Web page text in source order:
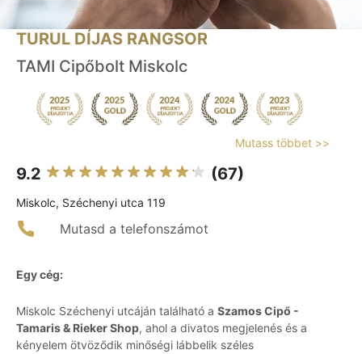
TURUL DÍJAS RANGSOR
TAMI Cipőbolt Miskolc
Mutass többet >>
9.2 (67)
Miskolc, Széchenyi utca 119
Mutasd a telefonszámot
Egy cég:
Miskolc Széchenyi utcáján található a Szamos Cipő -
Tamaris & Rieker Shop, ahol a divatos megjelenés és a
kényelem ötvöződik minőségi lábbelik széles